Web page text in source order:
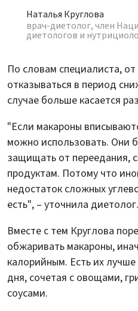
Наталья Круглова
врач-диетолог, член
диетологов и
По словам специалиста,
отказываться в период
случае больше касается
"Если макароны
можно использовать. Они
защищать от переедания,
продуктам. Потому что
недостаток сложных
есть", – уточнила диетолог.
Вместе с тем Круглова
обжаривать макароны,
калорийным. Есть их
дня, сочетая с овощами,
соусами.